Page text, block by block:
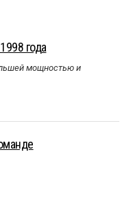
года
мощностью и